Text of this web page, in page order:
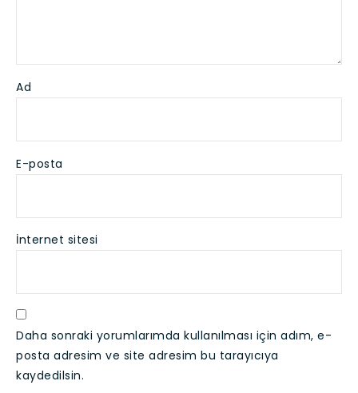
Ad
E-posta
İnternet sitesi
Daha sonraki yorumlarımda kullanılması için adım, e-
posta adresim ve site adresim bu tarayıcıya
kaydedilsin.